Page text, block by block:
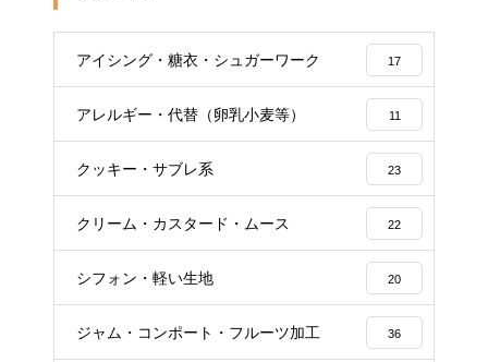
アイシング・糖衣・シュガーワーク 17
アレルギー・代替（卵乳小麦等） 11
クッキー・サブレ系 23
クリーム・カスタード・ムース 22
シフォン・軽い生地 20
ジャム・コンポート・フルーツ加工 36